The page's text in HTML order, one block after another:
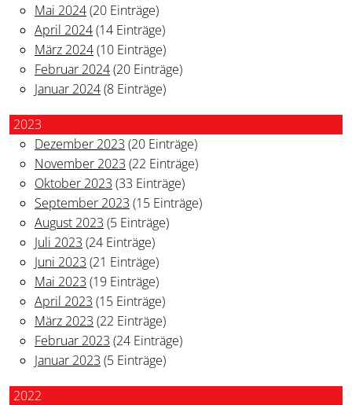
Mai 2024(20 Einträge)
April 2024(14 Einträge)
März 2024(10 Einträge)
Februar 2024(20 Einträge)
Januar 2024(8 Einträge)
2023
Dezember 2023 (20 Einträge)
November 2023 (22 Einträge)
Oktober 2023 (33 Einträge)
September 2023 (15 Einträge)
August 2023 (5 Einträge)
Juli 2023 (24 Einträge)
Juni 2023 (21 Einträge)
Mai 2023 (19 Einträge)
April 2023 (15 Einträge)
März 2023 (22 Einträge)
Februar 2023 (24 Einträge)
Januar 2023 (5 Einträge)
2022